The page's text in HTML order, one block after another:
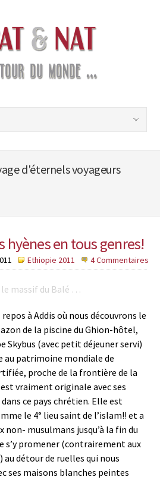
d'éternels voyageurs
hyènes en tous genres!
Ethiopie 2011 4 Commentaires
le massif du Balé …
à Addis où nous découvrons le
de la piscine du Ghion-hôtel,
Skybus (avec petit déjeuner servi)
au patrimoine mondiale de
proche de la frontière de la
vraiment originale avec ses
ce pays chrétien. Elle est
le 4° lieu saint de l’islam!! et a
non- musulmans jusqu’à la fin du
s’y promener (contrairement aux
détour de ruelles qui nous
ses maisons blanches peintes